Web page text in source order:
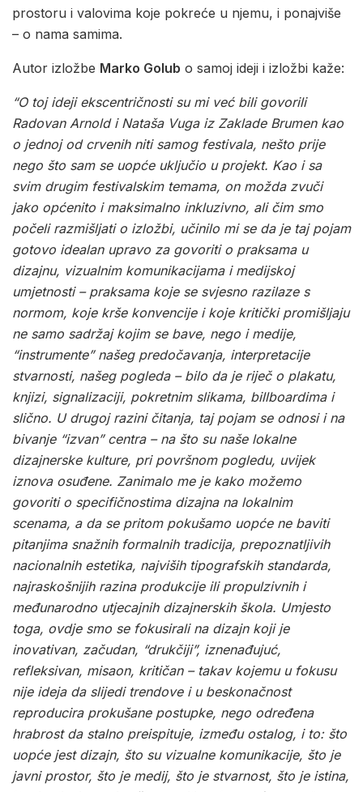
prostoru i valovima koje pokreće u njemu, i ponajviše
– o nama samima.
Autor izložbe Marko Golub o samoj ideji i izložbi kaže:
“O toj ideji ekscentričnosti su mi već bili govorili
Radovan Arnold i Nataša Vuga iz Zaklade Brumen kao
o jednoj od crvenih niti samog festivala, nešto prije
nego što sam se uopće uključio u projekt. Kao i sa
svim drugim festivalskim temama, on možda zvuči
jako općenito i maksimalno inkluzivno, ali čim smo
počeli razmišljati o izložbi, učinilo mi se da je taj pojam
gotovo idealan upravo za govoriti o praksama u
dizajnu, vizualnim komunikacijama i medijskoj
umjetnosti – praksama koje se svjesno razilaze s
normom, koje krše konvencije i koje kritički promišljaju
ne samo sadržaj kojim se bave, nego i medije,
“instrumente” našeg predočavanja, interpretacije
stvarnosti, našeg pogleda – bilo da je riječ o plakatu,
knjizi, signalizaciji, pokretnim slikama, billboardima i
slično. U drugoj razini čitanja, taj pojam se odnosi i na
bivanje “izvan” centra – na što su naše lokalne
dizajnerske kulture, pri površnom pogledu, uvijek
iznova osuđene. Zanimalo me je kako možemo
govoriti o specifičnostima dizajna na lokalnim
scenama, a da se pritom pokušamo uopće ne baviti
pitanjima snažnih formalnih tradicija, prepoznatljivih
nacionalnih estetika, najviših tipografskih standarda,
najraskošnijih razina produkcije ili propulzivnih i
međunarodno utjecajnih dizajnerskih škola. Umjesto
toga, ovdje smo se fokusirali na dizajn koji je
inovativan, začudan, “drukčiji”, iznenađujuć,
refleksivan, misaon, kritičan – takav kojemu u fokusu
nije ideja da slijedi trendove i u beskonačnost
reproducira prokušane postupke, nego određena
hrabrost da stalno preispituje, između ostalog, i to: što
uopće jest dizajn, što su vizualne komunikacije, što je
javni prostor, što je medij, što je stvarnost, što je istina,